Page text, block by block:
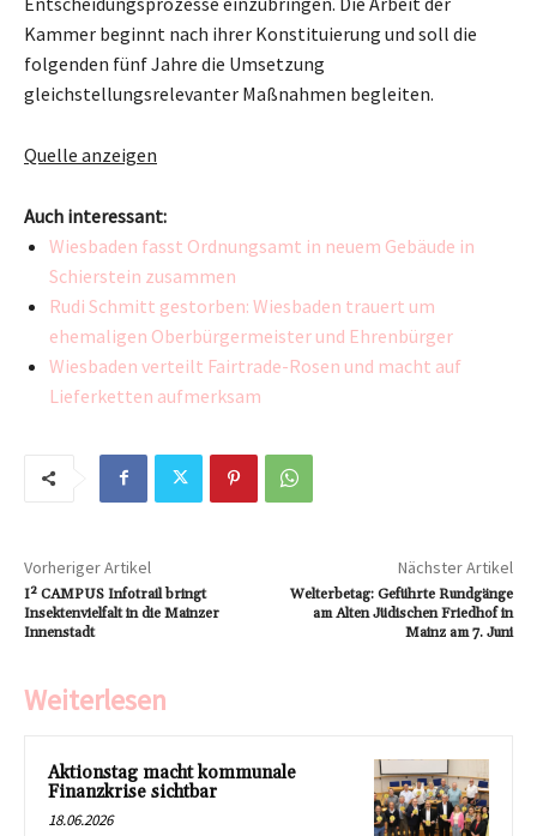
Kammer beginnt nach ihrer Konstituierung und soll die
folgenden fünf Jahre die Umsetzung
gleichstellungsrelevanter Maßnahmen begleiten.
Quelle anzeigen
Auch interessant:
Wiesbaden fasst Ordnungsamt in neuem Gebäude in
Schierstein zusammen
Rudi Schmitt gestorben: Wiesbaden trauert um
ehemaligen Oberbürgermeister und Ehrenbürger
Wiesbaden verteilt Fairtrade-Rosen und macht auf
Lieferketten aufmerksam
Vorheriger Artikel
I² CAMPUS Infotrail bringt
Insektenvielfalt in die Mainzer
Innenstadt
Nächster Artikel
Welterbetag: Geführte Rundgänge
am Alten Jüdischen Friedhof in
Mainz am 7. Juni
Weiterlesen
Aktionstag macht kommunale
Finanzkrise sichtbar
18.06.2026